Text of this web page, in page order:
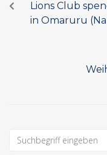
Lions Club
in Omaruru